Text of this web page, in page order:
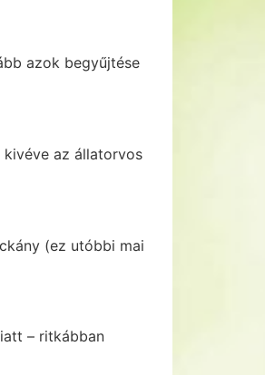
azok begyűjtése
kivéve az állatorvos
(ez utóbbi mai
– ritkábban